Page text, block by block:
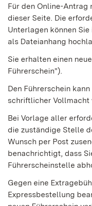
Für den Online-Antrag
dieser Seite. Die
Unterlagen können
als Dateianhang
Sie erhalten einen
Führerschein").
Den Führerschein kann
schriftlicher Vollmacht
Bei Vorlage aller
die zuständige Stelle
Wunsch per Post
benachrichtigt, dass
Führerscheinstelle
Gegen eine
Expressbestellung